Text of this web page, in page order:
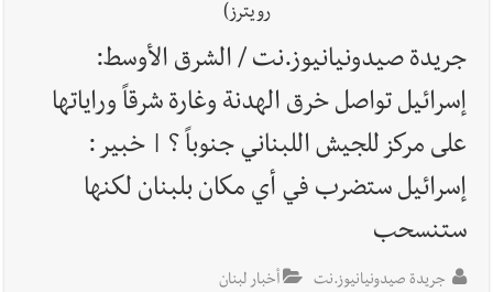
خلفيات توقيف السفير الفلسطيني السابق أشرف دبور:
تداخل السياسة بالقضاء ولبنان قد يسلّمه إلى السلطة
أخبار لبنان
حراك ديبلوماسي للتجديد لـ اليونيفيل .. مسؤول غربي
يُحذّر من الفراغ !
أخبار لبنان ليلة سقوط رياض سلامة... هل ننتظر الحقيقة؟
رويترز)
جريدة صيدونيانيوز.نت / الشرق الأوسط:
إسرائيل تواصل خرق الهدنة وغارة شرقاً وراياتها
على مركز للجيش اللبناني جنوباً ؟ | خبير :
إسرائيل ستضرب في أي مكان بلبنان لكنها
ستنسحب
جريدة صيدونيانيوز.نت
أخبار لبنان